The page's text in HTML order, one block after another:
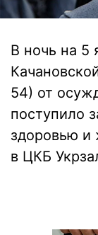
В ночь на 5
54) от
поступило
здоровью и
в ЦКБ